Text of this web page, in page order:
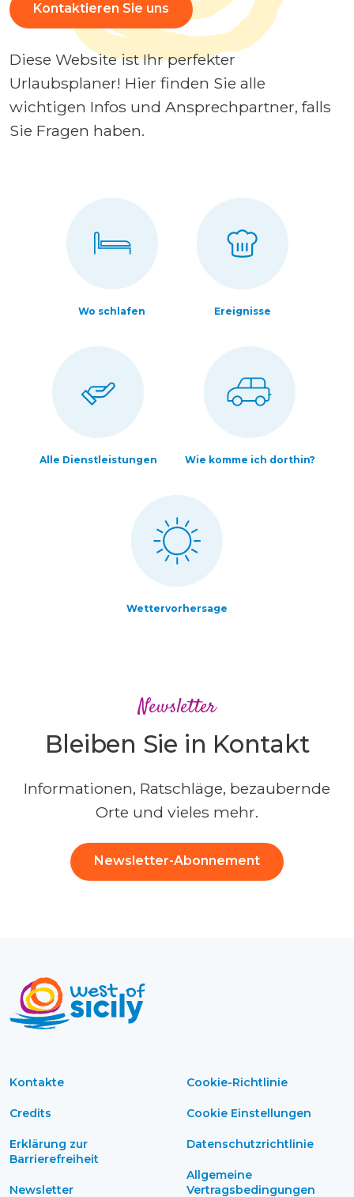
Kontaktieren Sie uns
Diese Website ist Ihr perfekter
Urlaubsplaner! Hier finden Sie alle
wichtigen Infos und Ansprechpartner, falls
Sie Fragen haben.
Wo schlafen Ereignisse
Alle Dienstleistungen Wie komme ich dorthin?
Wettervorhersage
Newsletter
Bleiben Sie in Kontakt
Informationen, Ratschläge, bezaubernde
Orte und vieles mehr.
Newsletter-Abonnement
Kontakte
Credits
Erklärung zur
Barrierefreiheit
Newsletter
Cookie-Richtlinie
Cookie Einstellungen
Datenschutzrichtlinie
Allgemeine
Vertragsbedingungen